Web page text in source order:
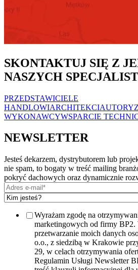
SKONTAKTUJ SIĘ Z
NASZYCH
PRZEDSTAWICIELE
HANDLOWIARCHITEKCI
WYKONAWCYWSPARCIE
NEWSLETTER
Jesteś dekarzem, dystrybutorem lub
nie spam, to bogaty w treść mailing
pokryć dachowych oraz dynamicznie
Wyrażam zgodę na
marketingowych od firmy BP2.
przetwarzanie moich danych
o.o., z siedzibą w Krakowie
29, w celach otrzymywania
Regulamin Usługi Newsletter